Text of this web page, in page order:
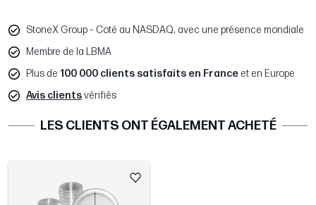
StoneX Group – Coté au NASDAQ, avec une présence mondiale
Membre de la LBMA
Plus de 100 000 clients satisfaits en France et en Europe
Avis clientsvérifiés
LES CLIENTS ONT ÉGALEMENT ACHETÉ